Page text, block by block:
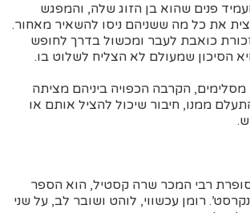
פנים שהוא בן הזוג שלה, והמפגש
את כל מה ששניהם ניסו להשאיר מאחור.
כואבת לעבר ומכשול בדרך לחופש
הסיכון שמעולם לא הצליח לשלוט בו.
הקרבה הכפויה ביניהם מציתה
ממנו, חיבור שיכול להציל אותם או
רבי המכר שרה קסטיל, הוא הספר
רומן עכשווי, לוהט ושובר לב, על שני